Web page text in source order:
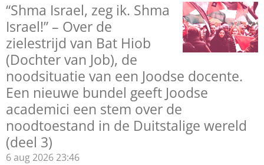
“Shma Israel, zeg ik. Shma
Israel!” – Over de
zielestrijd van Bat Hiob
(Dochter van Job), de
noodsituatie van een Joodse docente.
Een nieuwe bundel geeft Joodse
academici een stem over de
noodtoestand in de Duitstalige wereld
(deel 3)
6 aug 2026 23:46